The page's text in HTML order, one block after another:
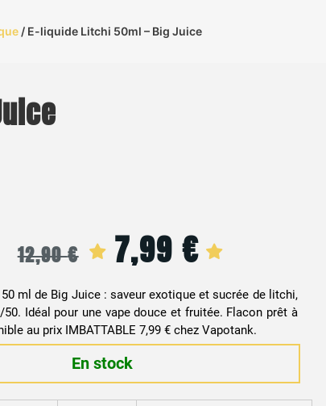
/ E-liquide Litchi 50ml – Big Juice
12,90€
Le
initial
était :
12,90 €.
7,99 €Le
actuel
est :
7,99 €.
ml de Big Juice : saveur exotique et sucrée de litchi,
50. Idéal pour une vape douce et fruitée. Flacon prêt à
au prix IMBATTABLE 7,99 € chez Vapotank.
En stock